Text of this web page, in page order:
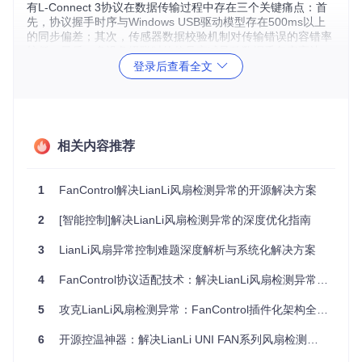
有L-Connect 3协议在数据传输过程中存在三个关键痛点：首
先，协议握手时序与Windows USB驱动模型存在500ms以上
的同步偏差；其次，传感器数据校验机制对传输错误的容错率
较低；最后，多设备级联时的信号衰减导致数据丢包率高达
转速显示、百分比控制滑块及详细参数调节区域
（设备管理器显示黄色叹号）、转速调节延迟（操作后2-3秒
过15%）。通过HWiNFO64工具监控USB总线数据可以发现，
FanControl如何突破LianLi协议限制实现稳定控制？其核心在
于三层架构设计：
登录后查看全文
相关内容推荐
1 FanControl解决LianLi风扇检测异常的开源解决方案
2 [智能控制]解决LianLi风扇检测异常的深度优化指南
3 LianLi风扇异常控制难题深度解析与系统化解决方案
4 FanControl协议适配技术：解决LianLi风扇检测异常的专业配置指南
5 攻克LianLi风扇检测异常：FanControl插件化架构全流程解决方案
6 开源控温神器：解决LianLi UNI FAN系列风扇检测异常全攻略